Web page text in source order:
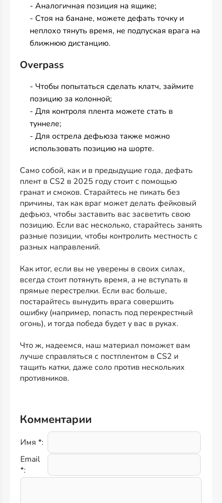
- Аналогичная позиция на ящике;
- Стоя на банане, можете дефать точку и
неплохо тянуть время, не подпуская врага на
ближнюю дистанцию.
Overpass
- Чтобы попытаться сделать клатч, займите
позицию за колонной;
- Для контроля плента можете стать в
туннеле;
- Для острела дефьюза также можно
использовать позицию на шорте.
Само собой, как и в предыдущие года, дефать
плент в CS2 в 2025 году стоит с помощью
гранат и смоков. Старайтесь не пикать без
причины, так как враг может делать фейковый
дефьюз, чтобы заставить вас засветить свою
позицию. Если вас несколько, старайтесь занять
разные позиции, чтобы контролить местность с
разных направлений.
Как итог, если вы не уверены в своих силах,
всегда стоит потянуть время, а не вступать в
прямые перестрелки. Если вас больше,
постарайтесь вынудить врага совершить
ошибку (например, попасть под перекрестный
огонь), и тогда победа будет у вас в руках.
Что ж, надеемся, наш материал поможет вам
лучше справляться с постплентом в CS2 и
тащить катки, даже соло против нескольких
противников.
Комментарии
Имя *:
Email
*: